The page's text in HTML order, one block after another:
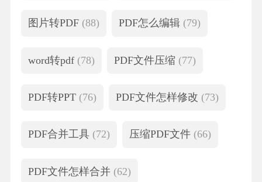
图片转PDF (88) PDF怎么编辑 (79)
word转pdf (78) PDF文件压缩 (77)
PDF转PPT (76) PDF文件怎样修改 (73)
PDF合并工具 (72) 压缩PDF文件 (66)
PDF文件怎样合并 (62)